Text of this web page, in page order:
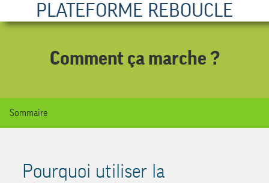
PLATEFORME REBOUCLE
Comment ça marche ?
Sommaire
Pourquoi utiliser la